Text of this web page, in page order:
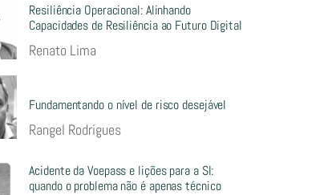
Resiliência Operacional: Alinhando
Capacidades de Resiliência ao Futuro Digital
Renato Lima
Fundamentando o nível de risco desejável
Rangel Rodrigues
Acidente da Voepass e lições para a SI:
quando o problema não é apenas técnico